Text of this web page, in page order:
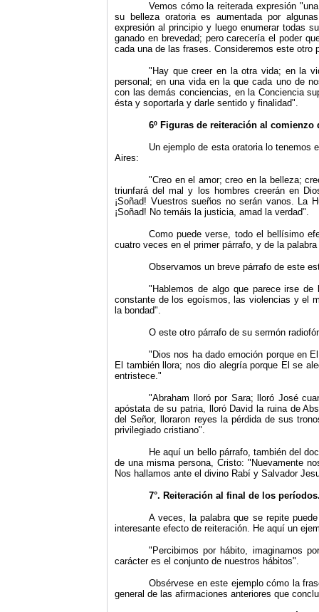
Vemos cómo la reiterada expresión
su belleza oratoria es aumentada por
expresión al principio y luego enumerar todas
ganado en brevedad; pero carecería el poder
cada una de las frases. Consideremos este otro
" Hay que creer en la otra vida; en la
personal; en una vida en la que cada uno de
con las demás conciencias, en la Conciencia
ésta y soportarla y darle sentido y finalidad".
6º Figuras de reiteración al comienzo
Un ejemplo de esta oratoria lo tenemos
Aires:
"Creo en el amor; creo en la belleza;
triunfará del mal y los hombres creerán en
¡Soñad! Vuestros sueños no serán vanos. La
¡Soñad! No temáis la justicia, amad la verdad".
Como puede verse, todo el bellísimo
cuatro veces en el primer párrafo, y de la palabra
Observamos un breve párrafo de este
" Hablemos de algo que parece irse
constante de los egoísmos, las violencias y el
la bondad".
O este otro párrafo de su sermón
" Dios nos ha dado emoción porque en
El también llora; nos dio alegría porque El se
entristece."
"Abraham lloró por Sara; lloró José
apóstata de su patria, lloró David la ruina de
del Señor, lloraron reyes la pérdida de sus
privilegiado cristiano".
He aquí un bello párrafo, también del
de una misma persona, Cristo: "Nuevamente
Nos hallamos ante el divino Rabí y Salvador
7°. Reiteración al final de los
A veces, la palabra que se repite
interesante efecto de reiteración. He aquí un
" Percibimos por hábito, imaginamos
carácter es el conjunto de nuestros hábitos".
Obsérvese en este ejemplo cómo la
general de las afirmaciones anteriores que